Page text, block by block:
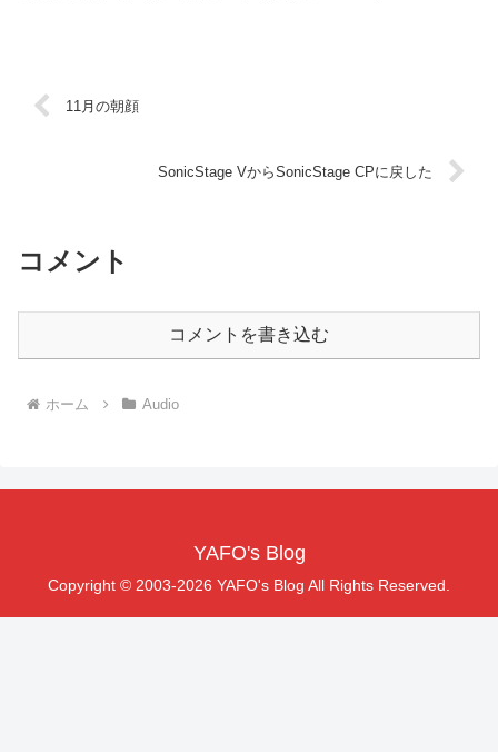
11月の朝顔
SonicStage VからSonicStage CPに戻した
コメント
コメントを書き込む
ホーム Audio
YAFO's Blog
Copyright © 2003-2026 YAFO's Blog All Rights Reserved.